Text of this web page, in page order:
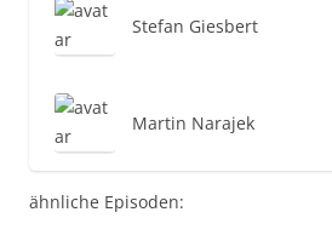
Stefan Giesbert
Martin Narajek
ähnliche Episoden: